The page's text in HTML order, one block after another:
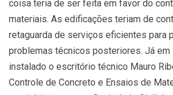
coisa teria de ser feita em favor do
materiais. As edificações teriam de
retaguarda de serviços eficientes para
problemas técnicos posteriores. Já em
instalado o escritório técnico Mauro
Controle de Concreto e Ensaios de